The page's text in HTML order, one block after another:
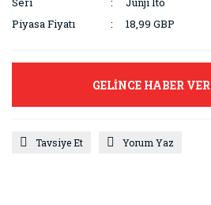
Piyasa Fiyatı
18,99 GBP
GELİNCE HABER VER
Tavsiye Et Yorum Yaz